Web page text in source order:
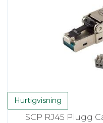
Hurtigvisning
SCP RJ45 Plugg